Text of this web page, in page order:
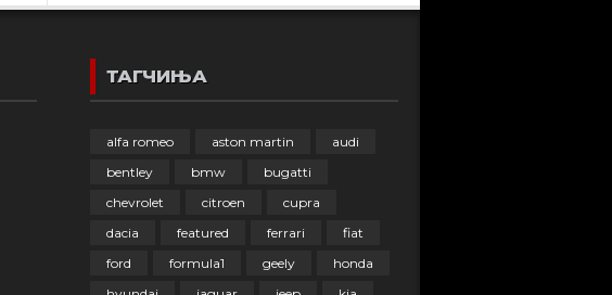
ТАГЧИЊА
alfa romeo aston martin
audi
bentley
bmw
bugatti
chevrolet
citroen
cupra
dacia
featured ferrari
fiat
ford
formula1 geely
honda